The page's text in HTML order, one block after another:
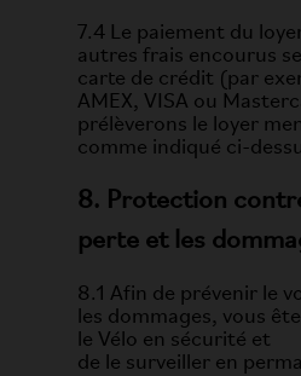
7.4 Le paiement du
autres frais encourus
carte de crédit (par
AMEX, VISA ou
prélèverons le loyer
comme indiqué ci-
8. Protection
perte et les
8.1 Afin de prévenir le
les dommages, vous
le Vélo en sécurité et
de le surveiller en